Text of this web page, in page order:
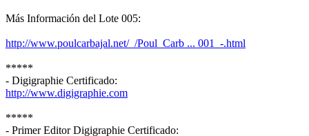
Más Información del Lote 005:
http://www.poulcarbajal.net/_/Poul_Carb ... 001_-.html
*****
- Digigraphie Certificado:
http://www.digigraphie.com
*****
- Primer Editor Digigraphie Certificado: